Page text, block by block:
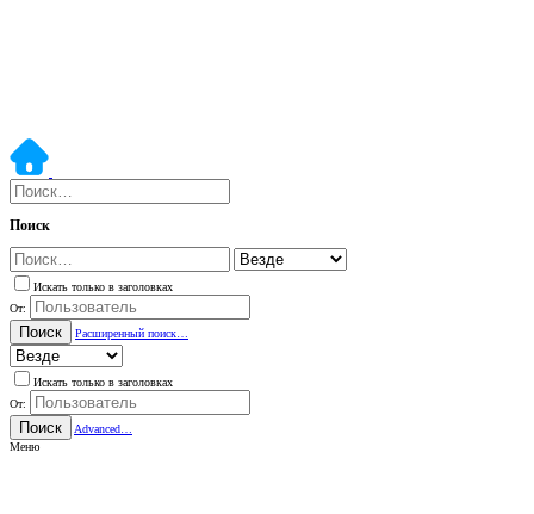
Поиск
Искать только в заголовках
От:
Поиск Расширенный поиск…
Искать только в заголовках
От:
Поиск
Advanced…
Меню